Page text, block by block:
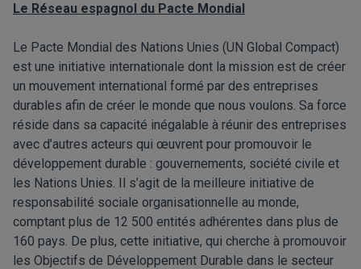
Le Réseau espagnol du Pacte Mondial
Le Pacte Mondial des Nations Unies (UN Global Compact)
est une initiative internationale dont la mission est de créer
un mouvement international formé par des entreprises
durables afin de créer le monde que nous voulons. Sa force
réside dans sa capacité inégalable à réunir des entreprises
avec d’autres acteurs qui œuvrent pour promouvoir le
développement durable : gouvernements, société civile et
les Nations Unies. Il s’agit de la meilleure initiative de
responsabilité sociale organisationnelle au monde,
comptant plus de 12 500 entités adhérentes dans plus de
160 pays. De plus, cette initiative, qui cherche à promouvoir
les Objectifs de Développement Durable dans le secteur